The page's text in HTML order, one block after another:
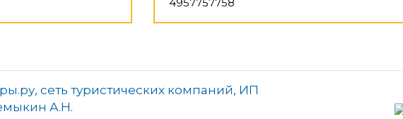
сеть туристических компаний, ИП
А.Н.